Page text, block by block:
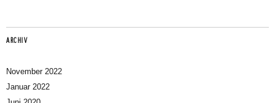
ARCHIV
November 2022
Januar 2022